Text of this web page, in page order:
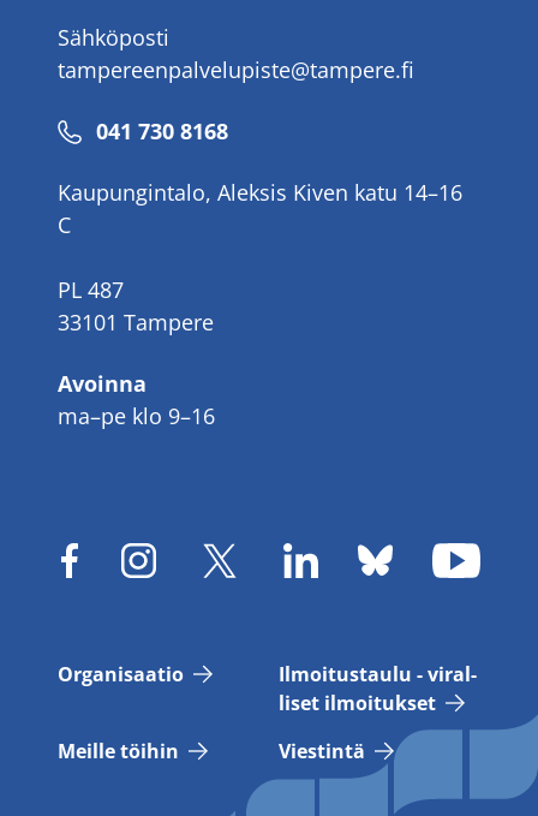
Sähköposti
tampereenpalvelupiste@tampere.fi
Puhelinnumero
041 730 8168
Kaupungintalo, Aleksis Kiven katu 14–16
C
PL 487
33101 Tampere
Avoinna
ma–pe klo 9–16
Or­ga­ni­saa­tio
Il­moi­tus­tau­lu - vi­ral­
li­set il­moi­tuk­set
Meil­le töi­hin
Vies­tin­tä